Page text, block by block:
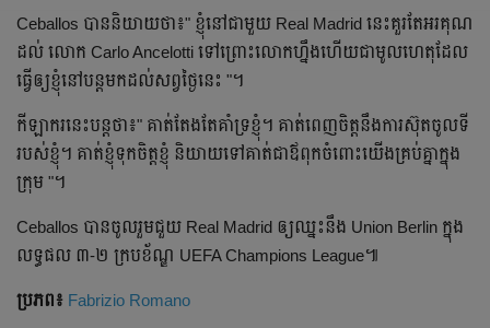
Ceballos បាន​និយាយ​ថា​៖" ខ្ញុំ​នៅ​ជា​មួយ​ Real Madrid នេះ​គួរ​តែ​អរគុណ​
ដល់​ លោក​ Carlo Ancelotti ទៅ​ព្រោះ​លោក​ហ្នឹង​ហើយ​ជា​មូលហេតុ​ដែល​
ធ្វើ​ឲ្យ​ខ្ញុំ​នៅ​បន្ត​មក​ដល់​សព្វ​ថ្ងៃ​នេះ​ "។
កីឡាករ​នេះ​បន្ត​ថា​៖" គាត់​តែង​តែ​គាំទ្រ​ខ្ញុំ​។ គាត់​ពេញ​ចិត្ត​នឹង​ការ​ស៊ុត​ចូល​ទី​
របស់​ខ្ញុំ​។ គាត់​ខ្ញុំ​ទុក​ចិត្ត​ខ្ញុំ​ និយាយ​ទៅ​គាត់​ជា​ឪពុក​ចំពោះ​យើង​គ្រប់​គ្នា​ក្នុង​
ក្រុម​ "។
Ceballos បាន​ចូល​រួម​ជួយ​ Real Madrid ឲ្យ​ឈ្នះ​នឹង​ Union Berlin ក្នុង​
លទ្ធផល​ ៣-២ ក្របខ័ណ្ឌ​ UEFA Champions League៕
ប្រភព៖ Fabrizio Romano